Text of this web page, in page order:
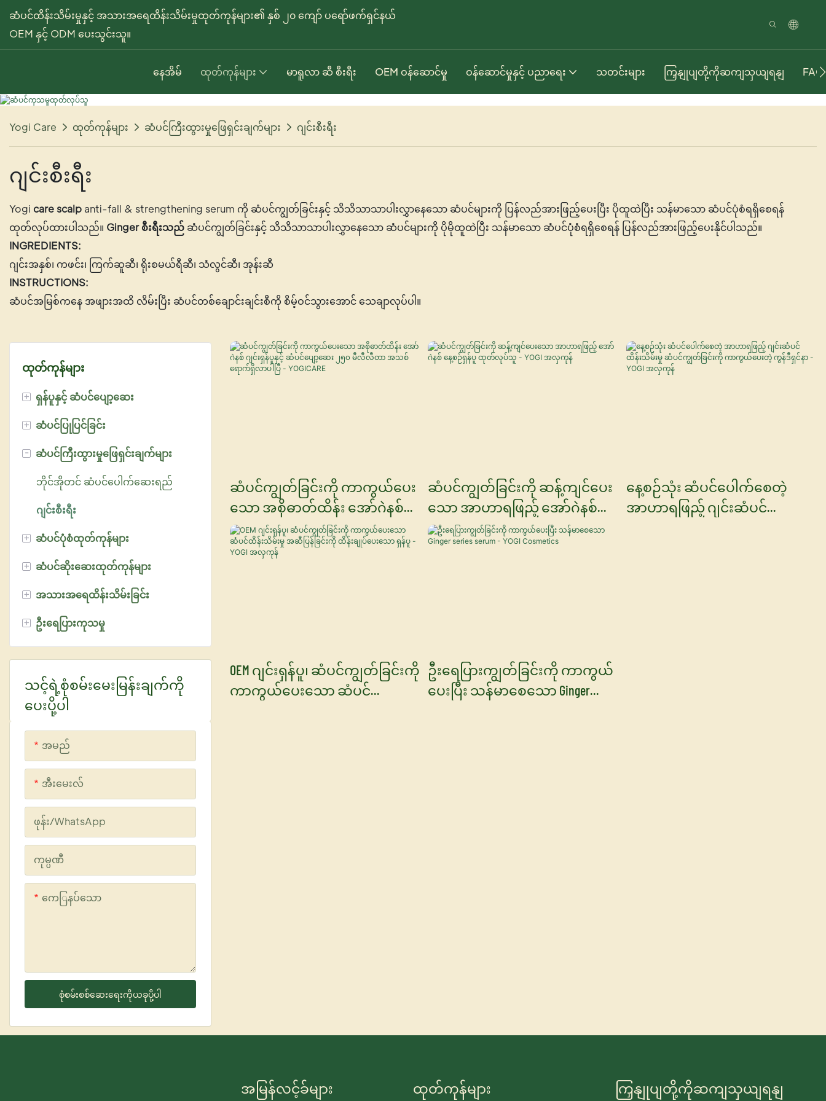
ဆံပင်ထိန်းသိမ်းမှုနှင့် အသားအရေထိန်းသိမ်းမှုထုတ်ကုန်များ၏ နှစ် ၂၀ ကျော် ပရော်ဖက်ရှင်နယ်
OEM နှင့် ODM ပေးသွင်းသူ။
နေအိမ် ထုတ်ကုန်များ မာရူလာ ဆီ စီးရီး OEM ဝန်ဆောင်မှု ဝန်ဆောင်မှုနှင့် ပညာရေး သတင်းများ ကြှနျုပျတို့ကိုဆကျသှယျရနျ FAQ
Yogi Care ထုတ်ကုန်များ ဆံပင်ကြီးထွားမှုဖြေရှင်းချက်များ ဂျင်းစီးရီး
ဂျင်းစီးရီး
Yogi care scalp anti-fall & strengthening serum ကို ဆံပင်ကျွတ်ခြင်းနှင့် သိသိသာသာပါးလွှာနေသော ဆံပင်များကို ပြန်လည်အားဖြည့်ပေးပြီး ပိုထူထဲပြီး သန်မာသော ဆံပင်ပုံစံရရှိစေရန်
ထုတ်လုပ်ထားပါသည်။ Ginger စီးရီးသည် ဆံပင်ကျွတ်ခြင်းနှင့် သိသိသာသာပါးလွှာနေသော ဆံပင်များကို ပိုမိုထူထဲပြီး သန်မာသော ဆံပင်ပုံစံရရှိစေရန် ပြန်လည်အားဖြည့်ပေးနိုင်ပါသည်။
INGREDIENTS:
ဂျင်းအနှစ်၊ ကဖင်း၊ ကြက်ဆူဆီ၊ ရိုးစမယ်ရီဆီ၊ သံလွင်ဆီ၊ အုန်းဆီ
INSTRUCTIONS:
ဆံပင်အမြစ်ကနေ အဖျားအထိ လိမ်းပြီး ဆံပင်တစ်ချောင်းချင်းစီကို စိမ့်ဝင်သွားအောင် သေချာလုပ်ပါ။
ထုတ်ကုန်များ
+ ရှန်ပူနှင့် ဆံပင်ပျော့ဆေး
အာဂန်ဆီ ခေါင်းလျှော်ရည်
မာရူလာ စီးရီး
U keratin ခေါင်းလျှော်ရည်
ငွေရောင် ခေါင်းလျှော်ရည်
ခေါင်းလျှော်ရည်မှုန့်
ကာဗီးယား ခေါင်းလျှော်ရည်
+ ဆံပင်ပြုပြင်ခြင်း
ကီရာတင်ဆံပင်ကုသမှု
ဆံပင်မျက်နှာဖုံးကုသမှု
သစ်သီးအက်ဆစ်ဆံပင်ထိန်းသိမ်းမှု
ဆံပင်ဆေးရည်ကုသမှု
ဆံပင်ကာကွယ်ပစ္စည်း
နာနိုဆံပင်ကုသမှု
- ဆံပင်ကြီးထွားမှုဖြေရှင်းချက်များ
ဘိုင်အိုတင် ဆံပင်ပေါက်ဆေးရည်
ဂျင်းစီးရီး
+ ဆံပင်ပုံစံထုတ်ကုန်များ
ပါမ်လိုးရှင်း
+ ဆံပင်ဆိုးဆေးထုတ်ကုန်များ
ဆံပင်ဆိုးဆေး
ဆံပင်ဖြူဆေးမှုန့်
ဆံပင်အောက်ဆီဒိုက်ဖြစ်စေသော
ပစ္စည်း
အရောင်ရှန်ပူ
+ အသားအရေထိန်းသိမ်းခြင်း
မျက်နှာသန့်စင်ခရင်မ်
မျက်နှာခရင်မ်
မျက်နှာဆီရမ်
+ ဦးရေပြားကုသမှု
သင့်ရဲ့စုံစမ်းမေးမြန်းချက်ကို
ပေးပို့ပါ
အမည်
အီးမေးလ်
ဖုန်း/whatsApp
ကုမ္ပဏီ
ကေြနပ်သော
စုံစမ်းစစ်ဆေးရေးကိုယခုပို့ပါ
ဆံပင်ကျွတ်ခြင်းကို ကာကွယ်ပေး
သော အစိုဓာတ်ထိန်း အော်ဂဲနစ်
ဂျင်းရှန်ပူနှင့် ဆံပင်ပျော့ဆေး
၂၅၀ မီလီလီတာ အသစ်ရောက်ရှိ
ဆံပင်ကျွတ်ခြင်းကို ဆန့်ကျင်ပေး
သော အာဟာရဖြည့် အော်ဂဲနစ်
နေ့စဉ်ရှန်ပူ ထုတ်လုပ်သူ - YOGI
အလှကုန်
နေ့စဉ်သုံး ဆံပင်ပေါက်စေတဲ့
အာဟာရဖြည့် ဂျင်းဆံပင်
OEM ဂျင်းရှန်ပူ၊ ဆံပင်ကျွတ်ခြင်းကို
ကာကွယ်ပေးသော ဆံပင်
ဦးရေပြားကျွတ်ခြင်းကို ကာကွယ်
ပေးပြီး သန်မာစေသော Ginger
အမြန်လင့်ခ်များ ထုတ်ကုန်များ ကြှနျုပျတို့ကိုဆကျသှယျရနျ